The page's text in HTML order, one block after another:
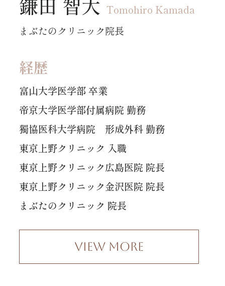
Tomohiro Kamada
まぶたのクリニック院長
経歴
富山大学医学部 卒業
帝京大学医学部付属病院 勤務
獨協医科大学病院 形成外科 勤務
東京上野クリニック 入職
東京上野クリニック広島医院 院長
東京上野クリニック金沢医院 院長
まぶたのクリニック 院長
View More